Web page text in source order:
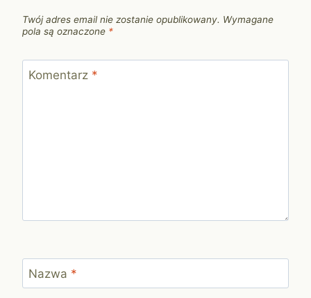
Twój adres email nie zostanie opublikowany. Wymagane
pola są oznaczone *
Komentarz *
Nazwa *